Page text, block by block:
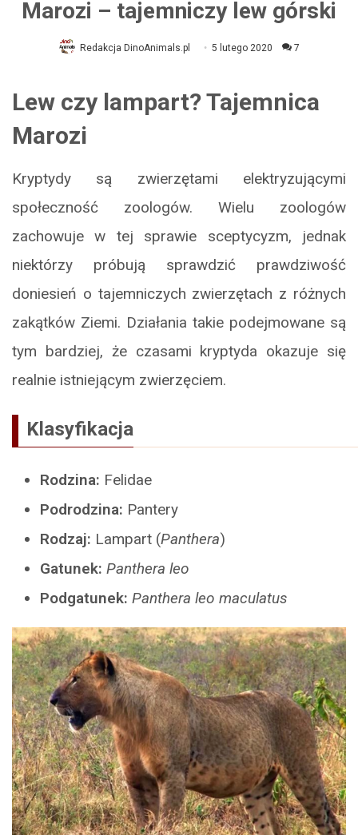
Marozi – tajemniczy lew górski
Redakcja DinoAnimals.pl 5 lutego 2020 7
Lew czy lampart? Tajemnica
Marozi
Kryptydy są zwierzętami elektryzującymi
społeczność zoologów. Wielu zoologów
zachowuje w tej sprawie sceptycyzm, jednak
niektórzy próbują sprawdzić prawdziwość
doniesień o tajemniczych zwierzętach z różnych
zakątków Ziemi. Działania takie podejmowane są
tym bardziej, że czasami kryptyda okazuje się
realnie istniejącym zwierzęciem.
Klasyfikacja
Rodzina: Felidae
Podrodzina: Pantery
Rodzaj: Lampart (Panthera)
Gatunek: Panthera leo
Podgatunek: Panthera leo maculatus